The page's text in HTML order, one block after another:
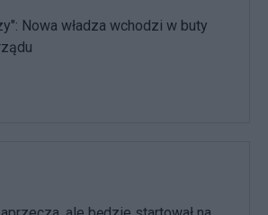
Nowa władza wchodzi w buty